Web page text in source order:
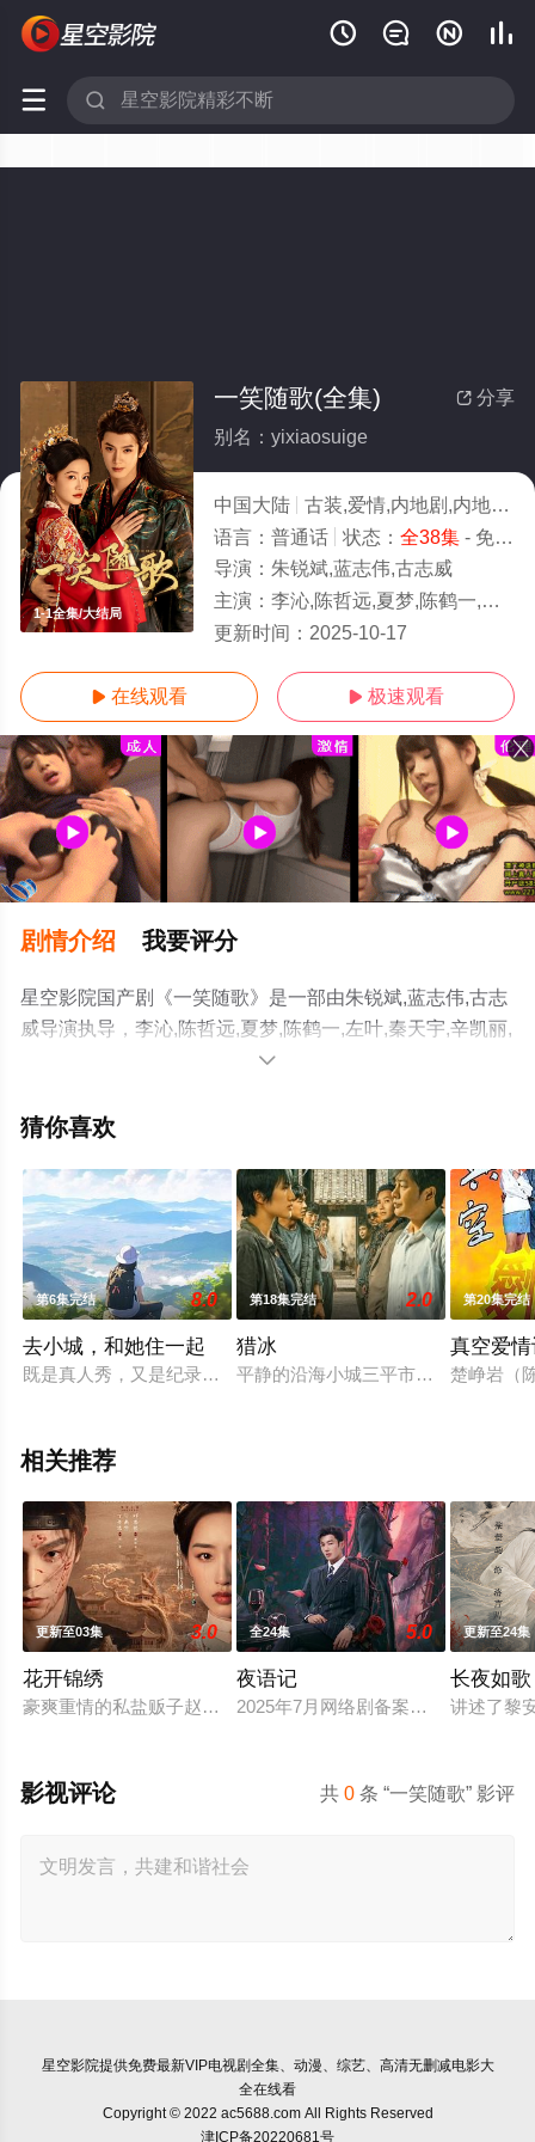
   
 
1-1全集/大结局
 分享
一笑随歌(全集)
别名：yixiaosuige
中国大陆 古装,爱情,内地剧,内地
语言： 普通话 状态： 全38集- 免费在线观看
导演： 朱锐斌,蓝志伟,古志威
主演： 李沁,陈哲远,夏梦,陈鹤一,左叶,秦天宇,辛凯丽,张珹朗,盛英豪,王子腾
更新时间： 2025-10-17
 在线观看  极速观看
剧情介绍 我要评分
星空影院国产剧《一笑随歌》是一部由朱锐斌,蓝志伟,古志
威导演执导，李沁,陈哲远,夏梦,陈鹤一,左叶,秦天宇,辛凯丽,
张珹朗,盛英豪,王子腾,田广宇,李卓扬,张兆辉,赵滨,徐飒,丁
王子睿,贾景晖,瞿楚原等演员精彩演绎的中国大陆电视剧，
完整版电视剧全集就上星空电影网，更多相关信息可移步
至豆瓣电视剧、电视猫或剧情网等平台了解。

猜你喜欢
第6集完结 8.0
去小城，和她住一起
既是真人秀，又是纪录片，我们选取中国6个未被网红化的小城
第18集完结 2.0
猎冰
平静的沿海小城三平市，缉毒大队在
第20集完结
真空爱
楚峥岩（
相关推荐
更新至03集 3.0
花开锦绣
豪爽重情的私盐贩子赵凌虽出身草莽，却心怀壮志，他结识了
全24集 5.0
夜语记
2025年7月网络剧备案当代 都市 海南
更新至24集
长夜如歌
讲述了黎
共0 条 “一笑随歌” 影评
影视评论
星空影院提供免费最新VIP电视剧全集、动漫、综艺、高清无删减电影大
全在线看
Copyright © 2022 ac5688.com All Rights Reserved
津ICP备20220681号